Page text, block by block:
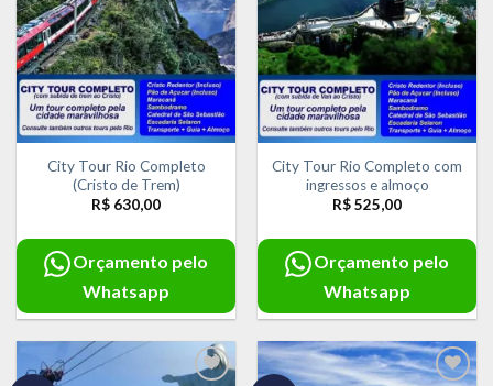
desejos
City Tour Rio Completo
(Cristo de Trem)
R$ 630,00
Orçamento pelo
Whatsapp
desejos
City Tour Rio Completo com
ingressos e almoço
R$525,00
Orçamento pelo
Whatsapp